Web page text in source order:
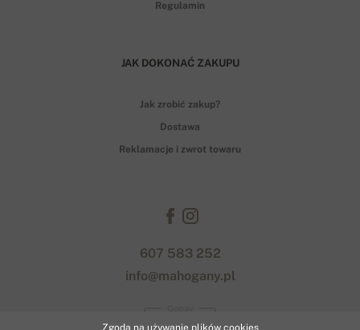
Regulamin
JAK DOKONAĆ ZAKUPU
Jak zrobić zakup?
Dostawa
Reklamacje i zwrot towaru
607 583 252
info@mahogany.pl
Zgoda na używanie plików cookies